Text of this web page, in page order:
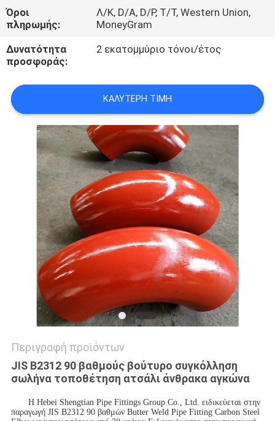
ΕΠΑΦΉ
ΝΈΑ
ΌΛΕΣ
ΠΕΡΙΠΤΏΣΕΙΣ
SITEMAP
ΠΟΛΙΤΙΚΉ
ΑΠΟΡΡΉΤΟΥ
Όροι
πληρωμής:
Λ/Κ, D/A, D/P, T/T, Western Union,
MoneyGram
Δυνατότητα
προσφοράς:
2 εκατομμύριο τόνοι/έτος
ΚΑΛΎΤΕΡΗ ΤΙΜΉ
Περιγραφή προϊόντων
JIS B2312 90 βαθμούς βούτυρο συγκόλληση
σωλήνα τοποθέτηση ατσάλι άνθρακα αγκώνα
Η Hebei Shengtian Pipe Fittings Group Co., Ltd. ειδικεύεται στην
παραγωγή JIS B2312 90 βαθμών Butter Weld Pipe Fitting Carbon Steel